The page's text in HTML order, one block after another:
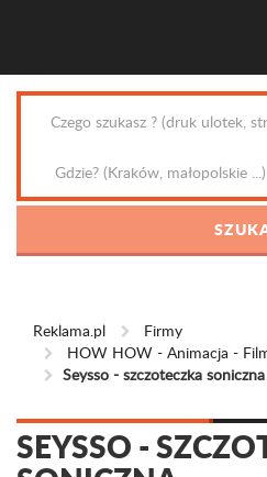
Reklama.pl
Firmy
HOW HOW - Animacja -
Seysso - szczoteczka soniczna
SEYSSO -